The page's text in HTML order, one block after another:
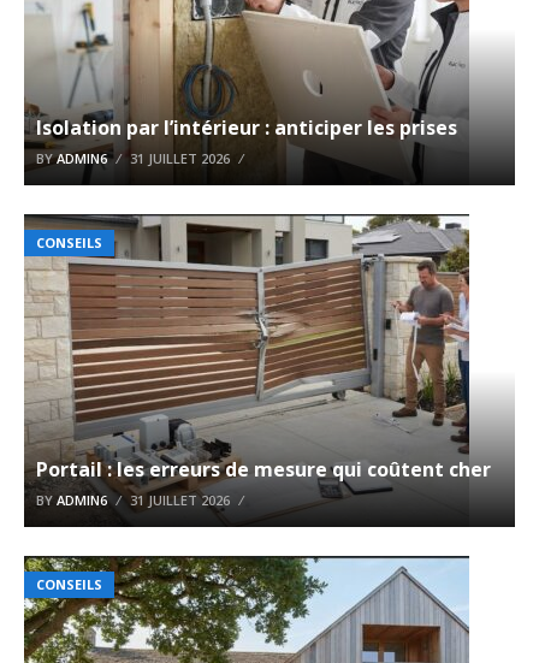
Isolation par l’intérieur : anticiper les prises
BYADMIN6 31 JUILLET 2026
CONSEILS
Portail : les erreurs de mesure qui coûtent cher
BY ADMIN6 31 JUILLET 2026
CONSEILS